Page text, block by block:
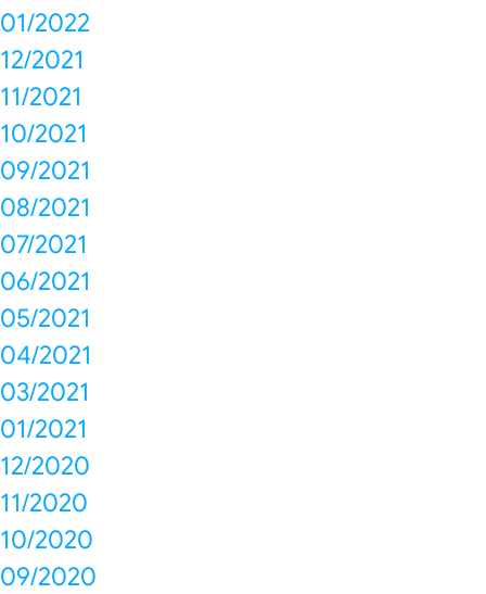
01/2022
12/2021
11/2021
10/2021
09/2021
08/2021
07/2021
06/2021
05/2021
04/2021
03/2021
01/2021
12/2020
11/2020
10/2020
09/2020